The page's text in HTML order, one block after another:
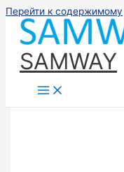
Перейти к содержимому
SAMWAY